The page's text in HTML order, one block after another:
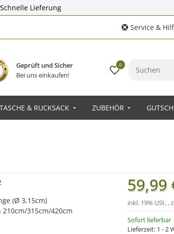
Schnelle Lieferung
Service &
Geprüft und Sicher
Bei uns einkaufen!
0
TASCHE & RUCKSACK ZUBEHÖR
(Ø 3,15cm)
315cm/420cm
Sofort lieferbar
Lieferzeit: 1 - 2
59,99
inkl. 19% USt. ,